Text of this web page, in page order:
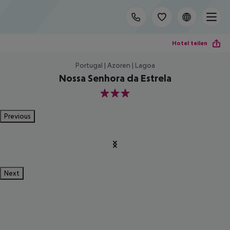
Hotel teilen
Portugal | Azoren | Lagoa
Nossa Senhora da Estrela
3
Previous
Next